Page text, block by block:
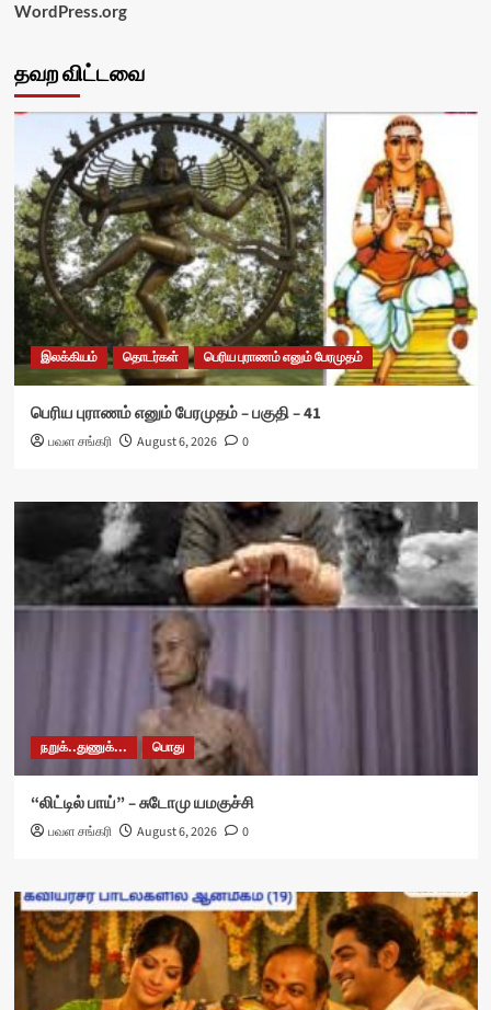
WordPress.org
தவற விட்டவை
இலக்கியம் தொடர்கள் பெரிய புராணம் எனும் பேரமுதம்
பெரிய புராணம் எனும் பேரமுதம் – பகுதி – 41
பவள சங்கரி August 6, 2026 0
நறுக்..துணுக்... பொது
“லிட்டில் பாய்” – சுடோமு யமகுச்சி
பவள சங்கரி August 6, 2026 0